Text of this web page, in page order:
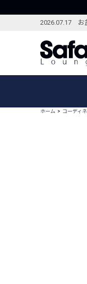
2026.07.17 お
ブランドから探す
ホーム コーディ